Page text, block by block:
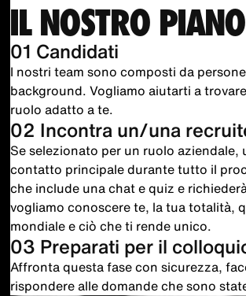
IL NOSTRO
01 Candidati
I nostri team sono composti da
background. Vogliamo aiutarti a
ruolo adatto a te.
02 Incontra un/una
Se selezionato per un ruolo
contatto principale durante tutto il
che include una chat e quiz e
vogliamo conoscere te, la tua totalità,
mondiale e ciò che ti rende unico.
03 Preparati per il
Affronta questa fase con sicurezza,
rispondere alle domande che sono